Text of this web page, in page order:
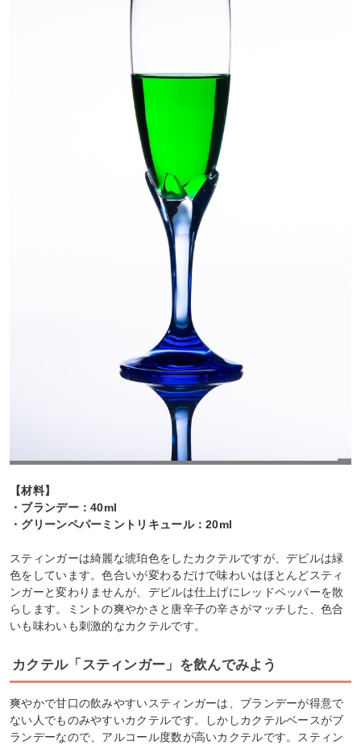
【材料】
・ブランデー：40ml
・グリーンペパーミントリキュール：20ml
スティンガーは綺麗な琥珀色をしたカクテルですが、デビルは緑
色をしています。色合いが変わるだけで味わいはほとんどスティ
ンガーと変わりませんが、デビルは仕上げにレッドペッパーを散
らします。ミントの爽やかさと唐辛子の辛さがマッチした、色合
いも味わいも刺激的なカクテルです。
カクテル「スティンガー」を飲んでみよう
爽やかで甘口の飲みやすいスティンガーは、ブランデーが得意で
ない人でものみやすいカクテルです。しかしカクテルベースがブ
ランデーなので、アルコール度数が高いカクテルです。スティン